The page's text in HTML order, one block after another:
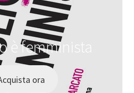
è femminista
ora